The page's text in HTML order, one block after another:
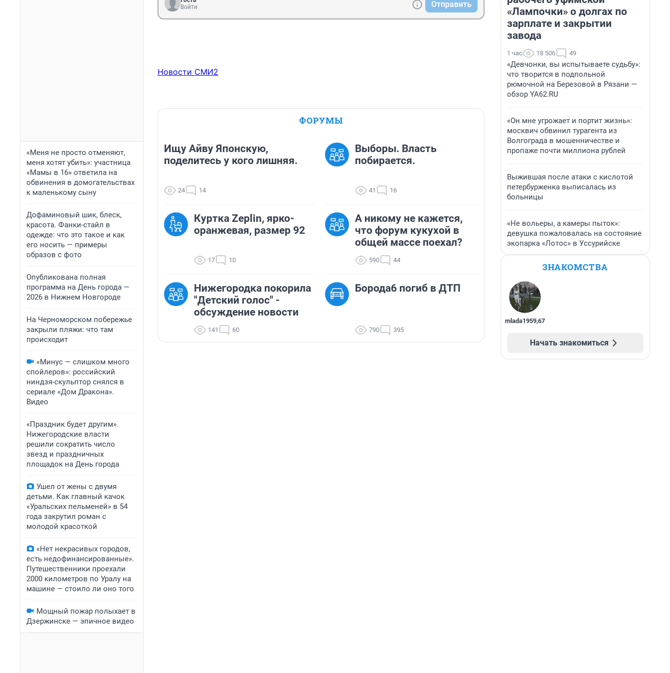
«Меня не просто отменяют,
меня хотят убить»: участница
«Мамы в 16» ответила на
обвинения в домогательствах
к маленькому сыну
Дофаминовый шик, блеск,
красота. Фанки-стайл в
одежде: что это такое и как
его носить — примеры
образов с фото
Опубликована полная
программа на День города —
2026 в Нижнем Новгороде
На Черноморском побережье
закрыли пляжи: что там
происходит
«Минус — слишком много
спойлеров»: российский
ниндзя-скульптор снялся в
сериале «Дом Дракона».
Видео
«Праздник будет другим».
Нижегородские власти
решили сократить число
звезд и праздничных
площадок на День города
Ушел от жены с двумя
детьми. Как главный качок
«Уральских пельменей» в 54
года закрутил роман с
молодой красоткой
«Нет некрасивых городов,
есть недофинансированные».
Путешественники проехали
2000 километров по Уралу на
машине — стоило ли оно того
Мощный пожар полыхает в
Дзержинске — эпичное видео
Войти
Отправить
Новости СМИ2
ФОРУМЫ
Ищу Айву Японскую,
поделитесь у кого лишняя.
24 14
Выборы. Власть
побирается.
41 16
Куртка Zeplin, ярко-
оранжевая, размер 92
17 10
А никому не кажется,
что форум кукухой в
общей массе поехал?
590 44
Нижегородка покорила
"Детский голос" -
обсуждение новости
141 60
Борода6 погиб в ДТП
790 395
«Лампочки» о долгах по
зарплате и закрытии
завода
1 час 18 506 49
«Девчонки, вы испытываете судьбу»:
что творится в подпольной
рюмочной на Березовой в Рязани —
обзор YA62.RU
«Он мне угрожает и портит жизнь»:
москвич обвинил турагента из
Волгограда в мошенничестве и
пропаже почти миллиона рублей
Выжившая после атаки с кислотой
петербурженка выписалась из
больницы
«Не вольеры, а камеры пыток»:
девушка пожаловалась на состояние
экопарка «Лотос» в Уссурийске
ЗНАКОМСТВА
mlada1959,67
Начать знакомиться